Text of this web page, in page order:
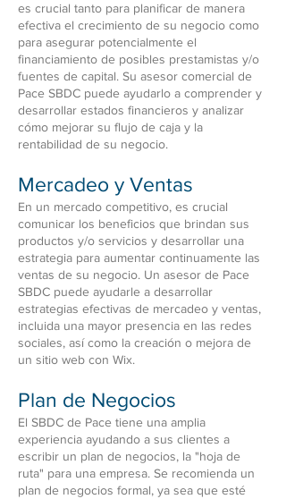
es crucial tanto para planificar de manera
efectiva el crecimiento de su negocio como
para asegurar potencialmente el
financiamiento de posibles prestamistas y/o
fuentes de capital. Su asesor comercial de
Pace SBDC puede ayudarlo a comprender y
desarrollar estados financieros y analizar
cómo mejorar su flujo de caja y la
rentabilidad de su negocio.
Mercadeo y Ventas
En un mercado competitivo, es crucial
comunicar los beneficios que brindan sus
productos y/o servicios y desarrollar una
estrategia para aumentar continuamente las
ventas de su negocio. Un asesor de Pace
SBDC puede ayudarle a desarrollar
estrategias efectivas de mercadeo y ventas,
incluida una mayor presencia en las redes
sociales, así como la creación o mejora de
un sitio web con Wix.
Plan de Negocios
El SBDC de Pace tiene una amplia
experiencia ayudando a sus clientes a
escribir un plan de negocios, la "hoja de
ruta" para una empresa. Se recomienda un
plan de negocios formal, ya sea que esté